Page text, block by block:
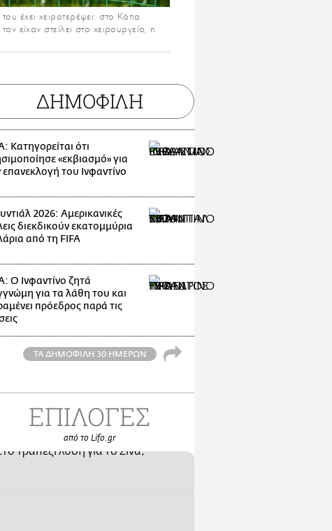
έχει χειροτερέψει: στο Κόπα
είχαν στείλει στο χειρουργείο, η
ΔΗΜΟΦΙΛΗ
Κατηγορείται ότι
«εκβιασμό» για
επανεκλογή του Ινφαντίνο
2026: Αμερικανικές
διεκδικούν εκατομμύρια
από τη FIFA
Ο Ινφαντίνο ζητά
για τα λάθη του και
πρόεδρος παρά τις
ΤΑ ΔΗΜΟΦΙΛΗ 30 ΗΜΕΡΩΝ
ΕΠΙΛΟΓΕΣ
από το Lifo.gr